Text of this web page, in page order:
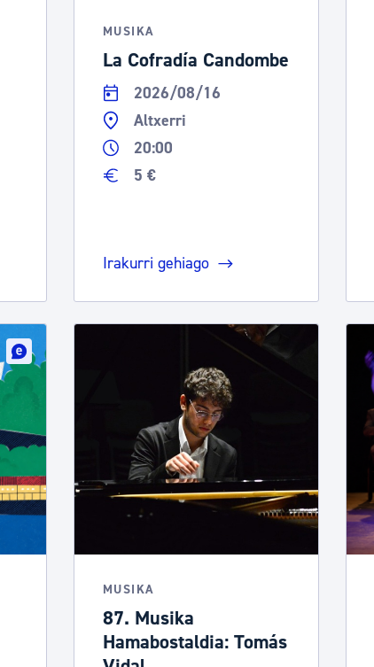
Iragarki ofizialen taula
Egutegi fiskala
Gardentasun ataria
MUSIKA
La Cofradía Candombe
2026/08/16
Altxerri
20:00
5 €
Irakurri gehiago
MUSIKA
87. Musika
Hamabostaldia: Tomás